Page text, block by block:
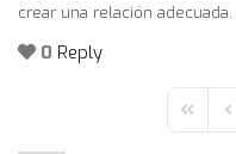
crear una relación
0 Reply
First